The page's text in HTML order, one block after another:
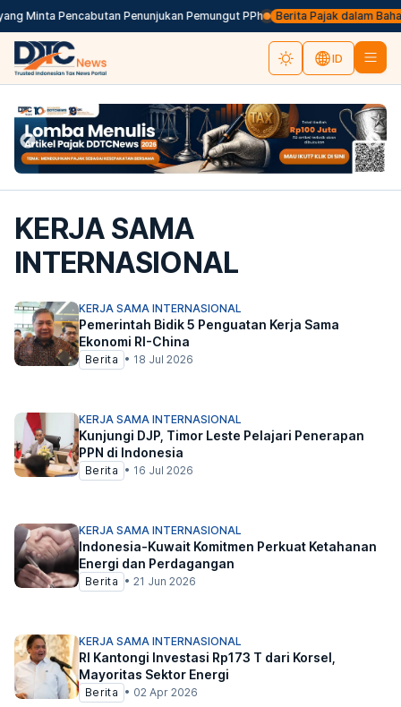
Minta Pencabutan Penunjukan Pemungut PPh Berita Pajak dalam
ID
KERJA SAMA
INTERNASIONAL
KERJA SAMA INTERNASIONAL
Pemerintah Bidik 5 Penguatan Kerja Sama
Ekonomi RI-China
Berita • 18 Jul 2026
KERJA SAMA INTERNASIONAL
Kunjungi DJP, Timor Leste Pelajari Penerapan
PPN di Indonesia
Berita • 16 Jul 2026
KERJA SAMA INTERNASIONAL
Indonesia-Kuwait Komitmen Perkuat Ketahanan
Energi dan Perdagangan
Berita • 21 Jun 2026
KERJA SAMA INTERNASIONAL
RI Kantongi Investasi Rp173 T dari Korsel,
Mayoritas Sektor Energi
Berita • 02 Apr 2026